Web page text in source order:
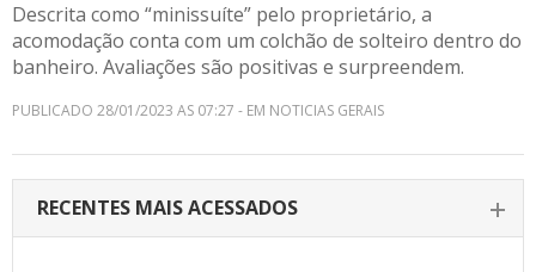
Descrita como “minissuíte” pelo proprietário, a
acomodação conta com um colchão de solteiro dentro do
banheiro. Avaliações são positivas e surpreendem.
PUBLICADO 28/01/2023 AS 07:27 - EM NOTICIAS GERAIS
RECENTES MAIS ACESSADOS